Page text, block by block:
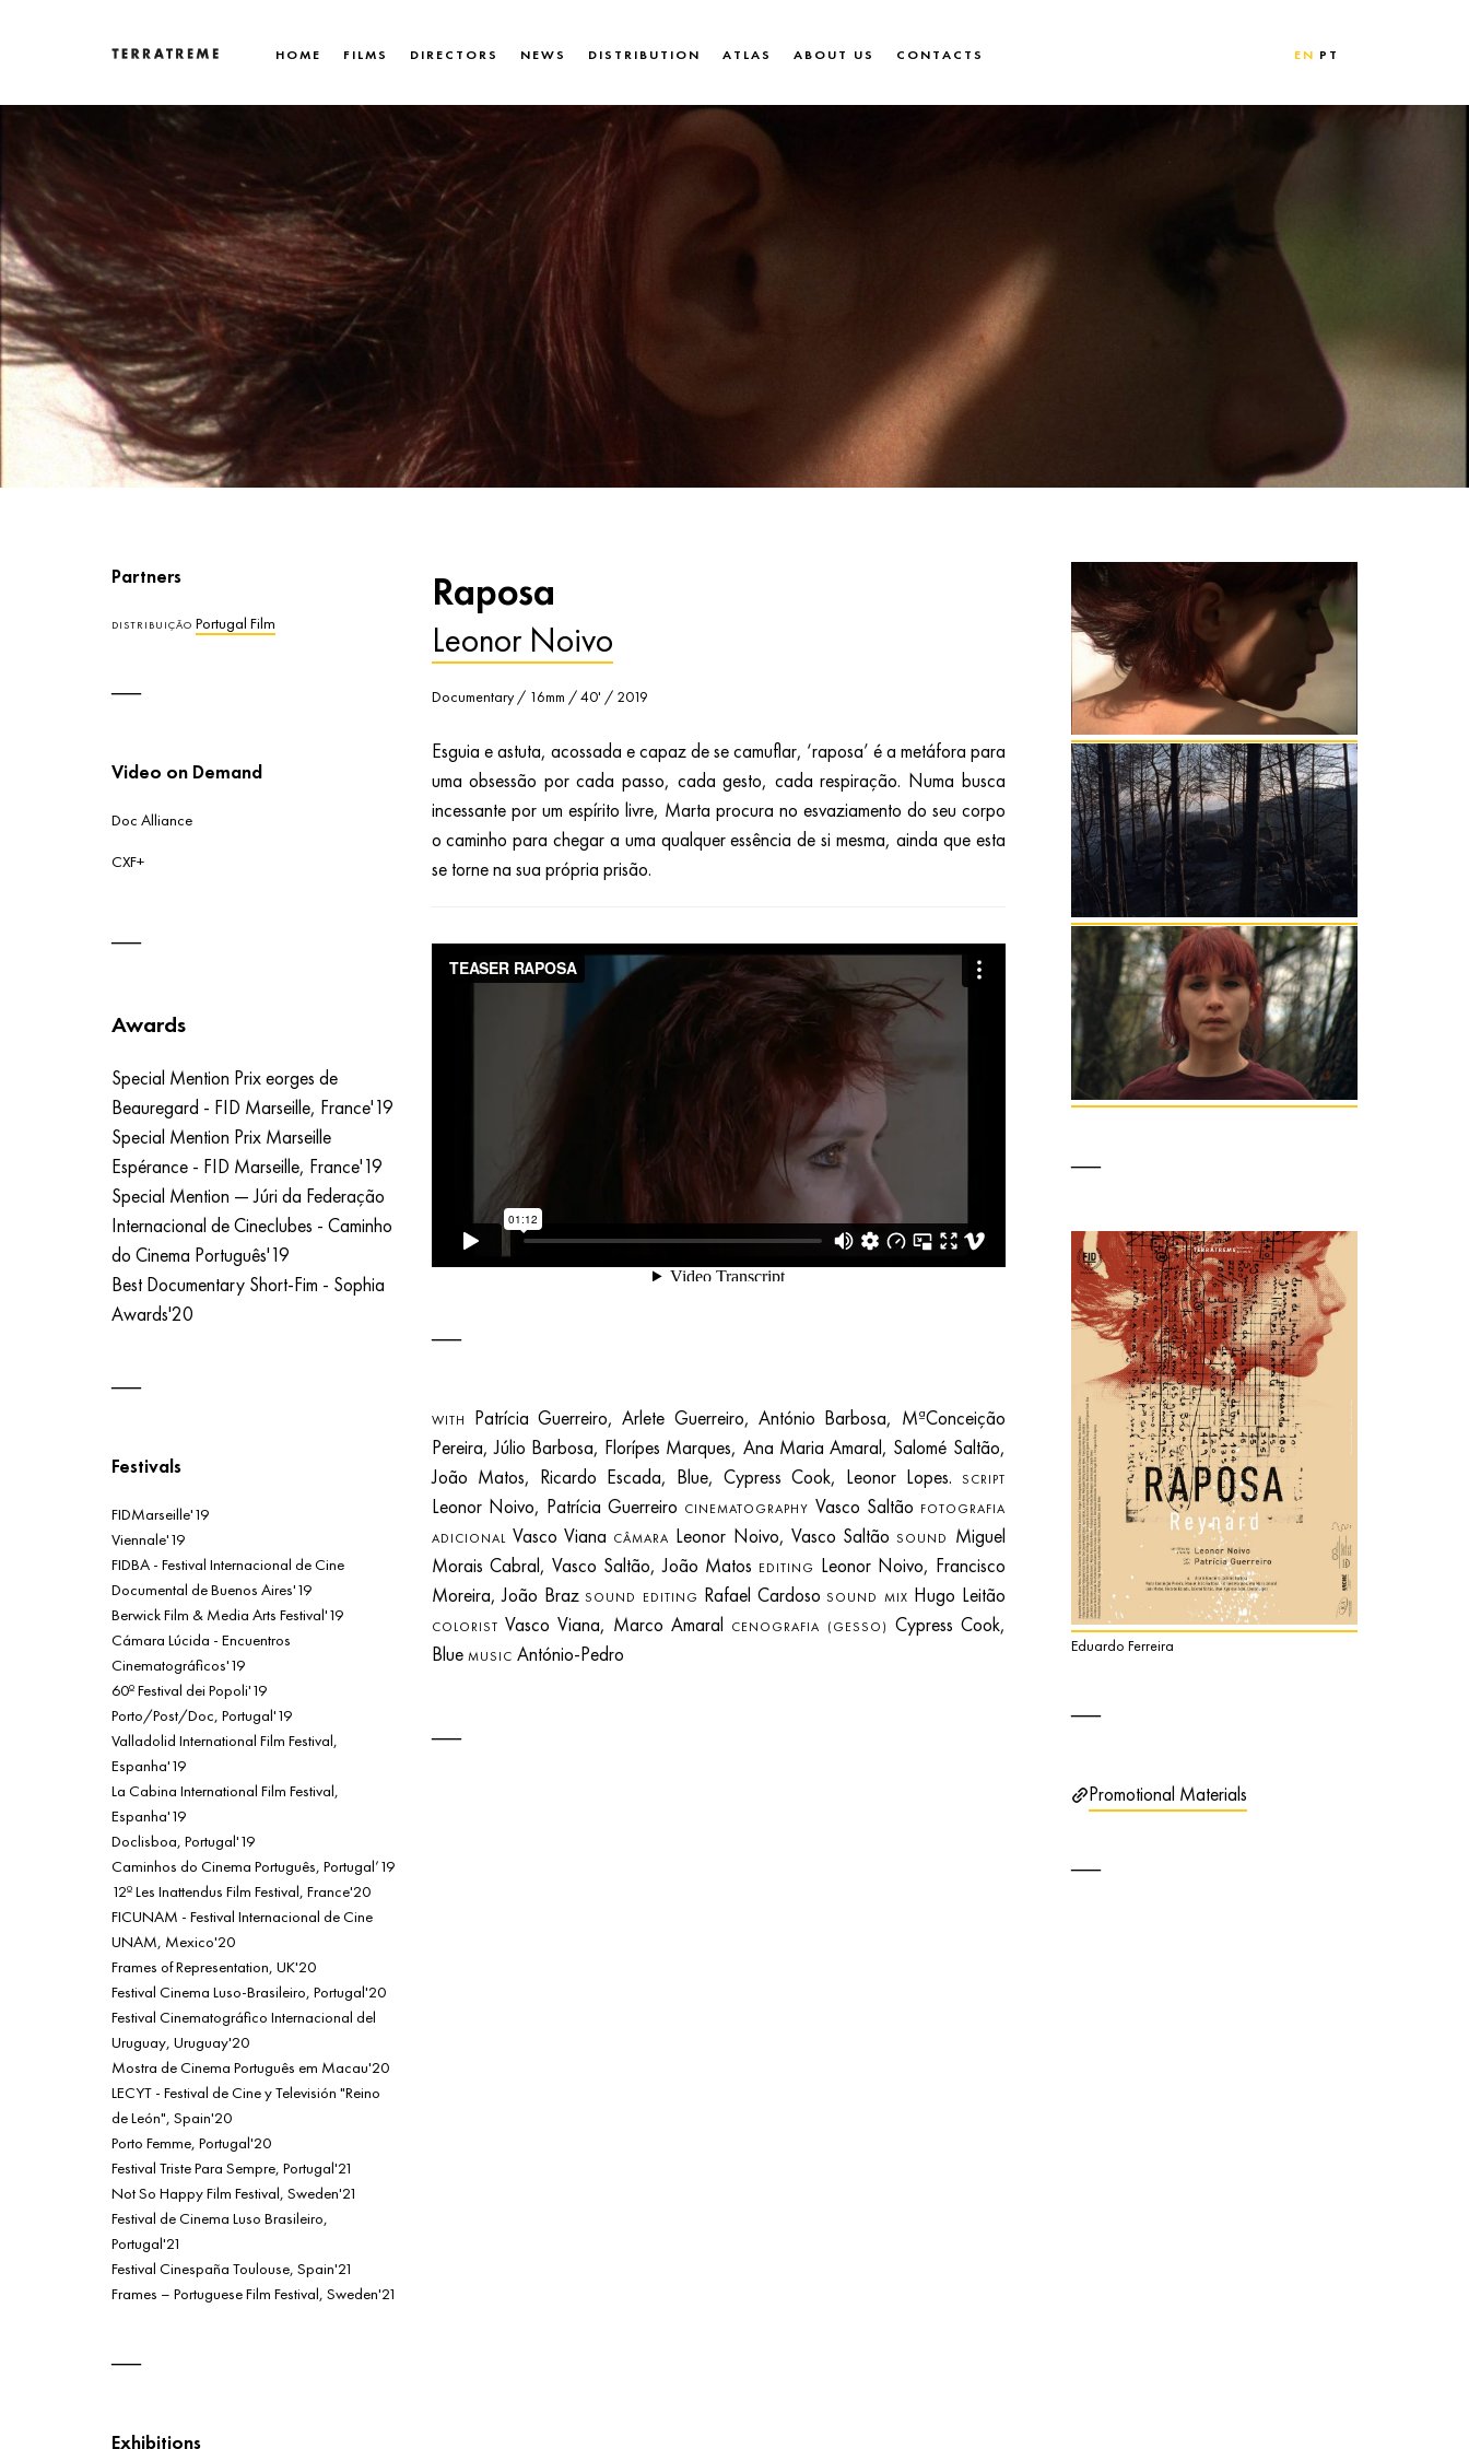
Terratreme
HOME FILMS DIRECTORS NEWS DISTRIBUTION ATLAS ABOUT US CONTACTS EN PT
Raposa
Leonor Noivo
Documentary / 16mm / 40' / 2019
Esguia e astuta, acossada e capaz de se camuflar, ‘raposa’ é a metáfora para
uma obsessão por cada passo, cada gesto, cada respiração. Numa busca
incessante por um espírito livre, Marta procura no esvaziamento do seu corpo
o caminho para chegar a uma qualquer essência de si mesma, ainda que esta
se torne na sua própria prisão.
WITH
Patrícia Guerreiro, Arlete Guerreiro, António Barbosa, MªConceição
Pereira, Júlio Barbosa, Florípes Marques, Ana Maria Amaral, Salomé Saltão,
João Matos, Ricardo Escada, Blue, Cypress Cook, Leonor Lopes.
SCRIPT
Leonor Noivo, Patrícia Guerreiro CINEMATOGRAPHY Vasco Saltão FOTOGRAFIA
ADICIONAL Vasco Viana CÂMARA Leonor Noivo, Vasco SaltãoSOUND
Miguel
Morais Cabral, Vasco Saltão, João Matos EDITING Leonor Noivo, Francisco
Moreira, João Braz SOUND EDITING Rafael Cardoso SOUND MIX Hugo Leitão
COLORIST Vasco Viana, Marco Amaral CENOGRAFIA (GESSO) Cypress Cook,
Blue MUSIC António-Pedro
Partners
DISTRIBUIÇÃO Portugal Film
Video on Demand
Doc Alliance
CXF+
Awards
Special Mention Prix eorges de
Beauregard - FID Marseille, France'19
Special Mention Prix Marseille
Espérance - FID Marseille, France'19
Special Mention — Júri da Federação
Internacional de Cineclubes - Caminho
do Cinema Português'19
Best Documentary Short-Fim - Sophia
Awards'20
Festivals
FIDMarseille'19
Viennale'19
FIDBA - Festival Internacional de Cine
Documental de Buenos Aires'19
Berwick Film & Media Arts Festival'19
Cámara Lúcida - Encuentros
Cinematográficos'19
60º Festival dei Popoli'19
Porto/Post/Doc, Portugal'19
Valladolid International Film Festival,
Espanha'19
La Cabina International Film Festival,
Espanha'19
Doclisboa, Portugal'19
Caminhos do Cinema Português, Portugal’19
12º Les Inattendus Film Festival, France'20
FICUNAM - Festival Internacional de Cine
UNAM, Mexico'20
Frames of Representation, UK'20
Festival Cinema Luso-Brasileiro, Portugal'20
Festival Cinematográfico Internacional del
Uruguay, Uruguay'20
Mostra de Cinema Português em Macau'20
LECYT - Festival de Cine y Televisión "Reino
de León", Spain'20
Porto Femme, Portugal'20
Festival Triste Para Sempre, Portugal'21
Not So Happy Film Festival, Sweden'21
Festival de Cinema Luso Brasileiro,
Portugal'21
Festival Cinespaña Toulouse, Spain'21
Frames – Portuguese Film Festival, Sweden'21
Exhibitions
Eduardo Ferreira
Promotional Materials